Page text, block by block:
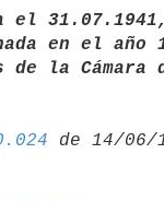
el
de la